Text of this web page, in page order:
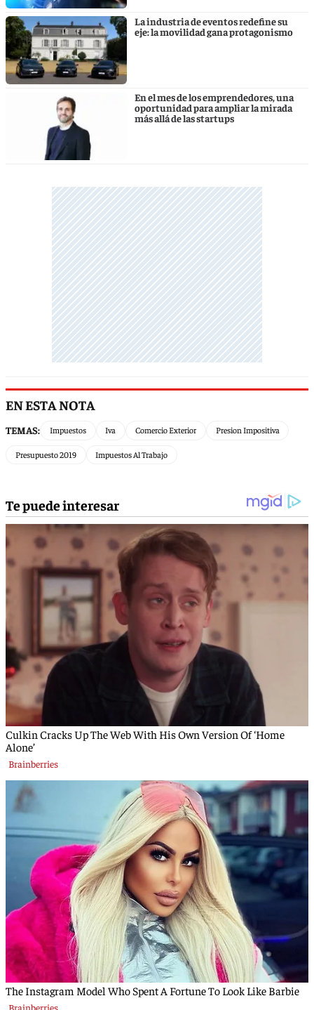
La industria de eventos redefine su
eje: la movilidad gana protagonismo
En el mes de los emprendedores, una
oportunidad para ampliar la mirada
más allá de las startups
EN ESTA NOTA
TEMAS: Impuestos Iva Comercio Exterior Presion Impositiva
Presupuesto 2019 Impuestos Al Trabajo